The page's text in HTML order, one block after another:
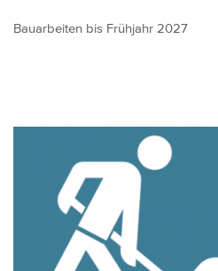
Bauarbeiten bis Frühjahr 2027